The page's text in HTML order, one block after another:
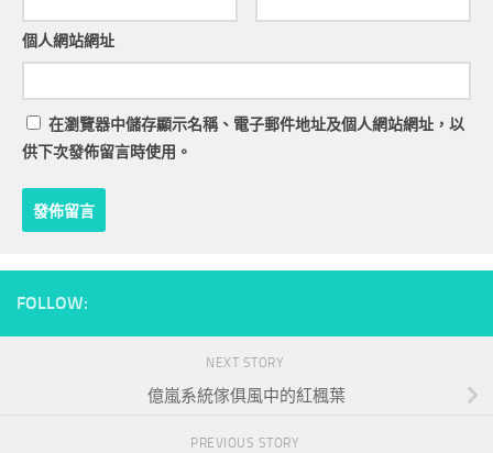
個人網站網址
在瀏覽器中儲存顯示名稱、電子郵件地址及個人網站網址，以
供下次發佈留言時使用。
FOLLOW:
NEXT STORY
億嵐系統傢俱風中的紅楓葉
PREVIOUS STORY